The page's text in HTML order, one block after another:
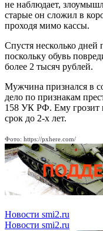
не наблюдает,
старые он сложил в
проходя мимо кассы.
Спустя несколько дней
поскольку обувь
более 2 тысяч рублей.
Мужчина признался в
дело по признакам
158 УК РФ. Ему грозит
срок до 2-х лет.
Фото: https://pxhere.com/
Новости smi2.ru
Новости smi2.ru